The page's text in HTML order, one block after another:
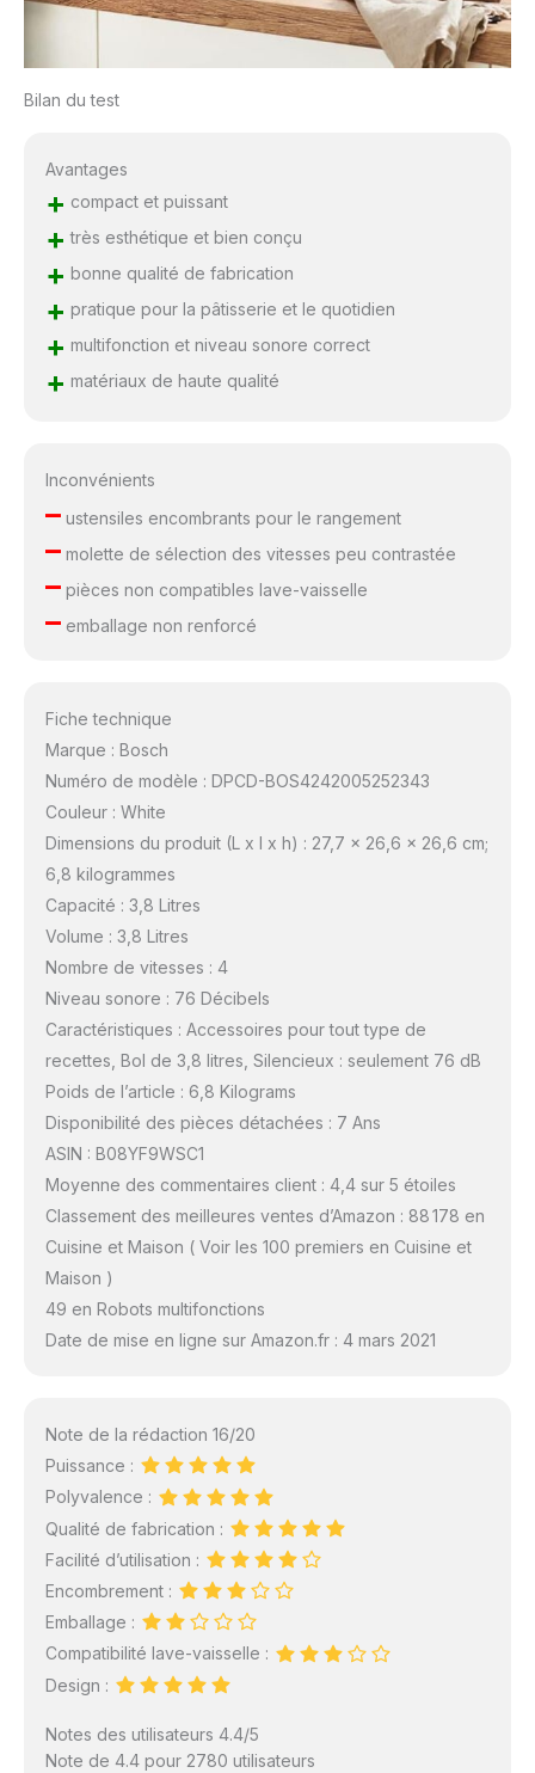
Bilan du test
Avantages
+ compact et puissant
+ très esthétique et bien conçu
+ bonne qualité de fabrication
+ pratique pour la pâtisserie et le quotidien
+ multifonction et niveau sonore correct
+ matériaux de haute qualité
Inconvénients
–ustensiles encombrants pour le rangement
–molette de sélection des vitesses peu contrastée
–pièces non compatibles lave-vaisselle
–emballage non renforcé
Fiche technique
Marque : Bosch
Numéro de modèle : DPCD-BOS4242005252343
Couleur : White
Dimensions du produit (L x l x h) : 27,7 x 26,6 x 26,6 cm;
6,8 kilogrammes
Capacité : 3,8 Litres
Volume : 3,8 Litres
Nombre de vitesses : 4
Niveau sonore : 76 Décibels
Caractéristiques : Accessoires pour tout type de
recettes, Bol de 3,8 litres, Silencieux : seulement 76 dB
Poids de l’article : 6,8 Kilograms
Disponibilité des pièces détachées : 7 Ans
ASIN : B08YF9WSC1
Moyenne des commentaires client : 4,4 sur 5 étoiles
Classement des meilleures ventes d’Amazon : 88 178 en
Cuisine et Maison ( Voir les 100 premiers en Cuisine et
Maison )
49 en Robots multifonctions
Date de mise en ligne sur Amazon.fr : 4 mars 2021
Note de la rédaction 16/20
Puissance :
Polyvalence :
Qualité de fabrication :
Facilité d’utilisation :
Encombrement :
Emballage :
Compatibilité lave-vaisselle :
Design :
Notes des utilisateurs 4.4/5
Note de 4.4 pour 2780 utilisateurs